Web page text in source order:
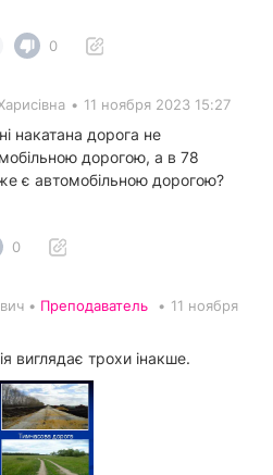
0
• 11 ноября 2023 15:27
накатана дорога не
дорогою, а в 78
є автомобільною дорогою?
0
• Преподаватель • 11 ноября
виглядає трохи інакше.